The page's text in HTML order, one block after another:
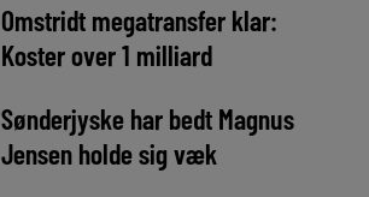
Omstridt megatransfer klar:
Koster over 1 milliard
Sønderjyske har bedt Magnus
Jensen holde sig væk